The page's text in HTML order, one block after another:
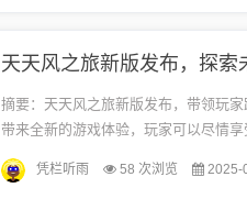
天天风之旅新版发布，探索
摘要：天天风之旅新版发布，带领玩
带来全新的游戏体验，玩家可以尽情
探索和冒险，玩家将获得更多的游戏
布...
凭栏听雨 58 次浏览 2025-